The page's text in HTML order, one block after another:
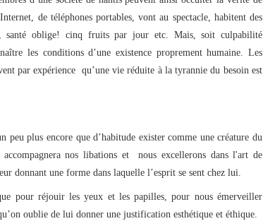
de téléphones portables, vont au spectacle, habitent des
santé oblige! cinq fruits par jour etc. Mais, soit culpabilité
les conditions d’une existence proprement humaine. Les
par expérience qu’une vie réduite à la tyrannie du besoin est
peu plus encore que d’habitude exister comme une créature du
nos libations et nous excellerons dans l'art de
donnant une forme dans laquelle l’esprit se sent chez lui.
pour réjouir les yeux et les papilles, pour nous émerveiller
oublie de lui donner une justification esthétique et éthique.